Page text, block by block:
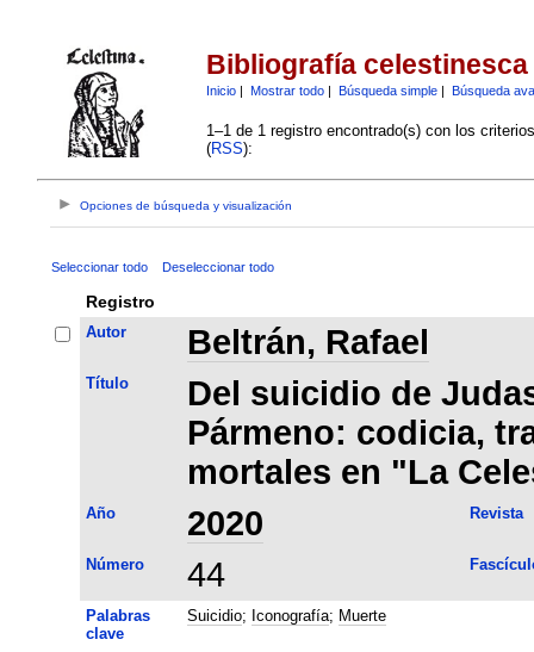
Bibliografía celestinesca
Inicio| Mostrar todo| Búsqueda simple| Búsqueda
1–1 de 1 registro encontrado(s) con los
(RSS):
Opciones de búsqueda y visualización
Seleccionar todo Deseleccionar todo
Registro
Autor Beltrán, Rafael
Título
Del suicidio de
Pármeno: codicia,
mortales en "La
Año 2020 Revista
Número 44
Palabras
clave
Suicidio; Iconografía; Muerte